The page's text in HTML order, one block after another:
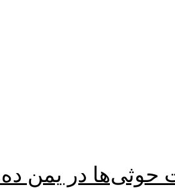
حوثی‌ها در